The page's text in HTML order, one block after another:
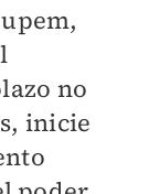
no
inicie